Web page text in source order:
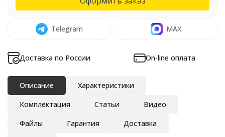
Telegram MAX
Доставка по России On-line оплата
Описание
Характеристики
Комплектация
Статьи
Видео
Файлы
Гарантия
Доставка